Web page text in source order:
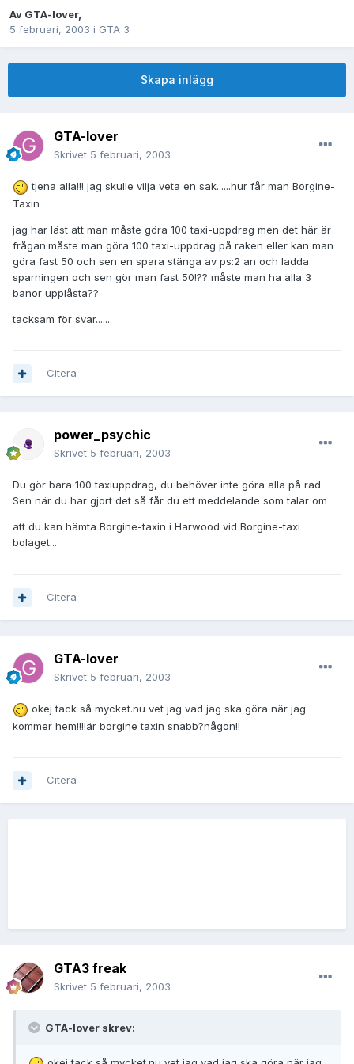
Av GTA-lover,
5 februari, 2003 i GTA 3
Skapa inlägg
GTA-lover
Skrivet 5 februari, 2003
tjena alla!!! jag skulle vilja veta en sak......hur får man Borgine-
Taxin
jag har läst att man måste göra 100 taxi-uppdrag men det här är
frågan:måste man göra 100 taxi-uppdrag på raken eller kan man
göra fast 50 och sen en spara stänga av ps:2 an och ladda
sparningen och sen gör man fast 50!?? måste man ha alla 3
banor upplåsta??
tacksam för svar.......
Citera
power_psychic
Skrivet 5 februari, 2003
Du gör bara 100 taxiuppdrag, du behöver inte göra alla på rad.
Sen när du har gjort det så får du ett meddelande som talar om
att du kan hämta Borgine-taxin i Harwood vid Borgine-taxi
bolaget...
Citera
GTA-lover
Skrivet 5 februari, 2003
okej tack så mycket.nu vet jag vad jag ska göra när jag
kommer hem!!!!är borgine taxin snabb?någon!!
Citera
GTA3 freak
Skrivet 5 februari, 2003
GTA-lover skrev: